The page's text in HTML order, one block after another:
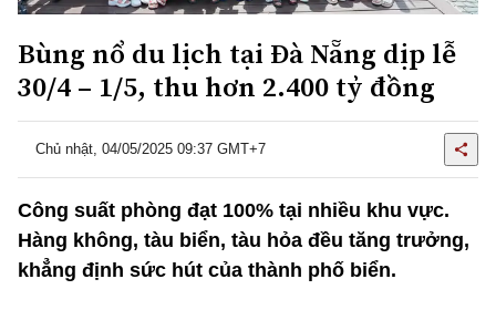
Bùng nổ du lịch tại Đà Nẵng dịp lễ
30/4 – 1/5, thu hơn 2.400 tỷ đồng
Chủ nhật, 04/05/2025 09:37 GMT+7
Công suất phòng đạt 100% tại nhiều khu vực.
Hàng không, tàu biển, tàu hỏa đều tăng trưởng,
khẳng định sức hút của thành phố biển.